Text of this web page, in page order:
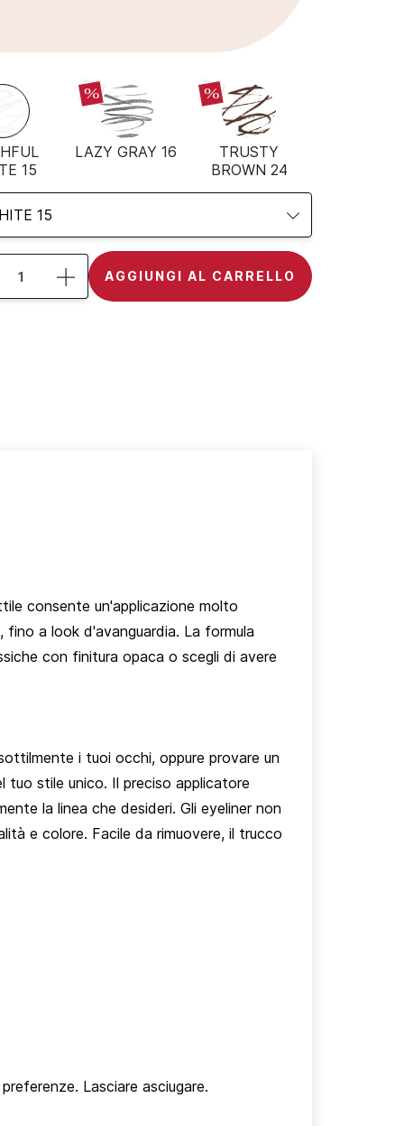
15
%
LAZY GRAY 16
%
TRUSTY
BROWN 24
15
AGGIUNGI AL CARRELLO
consente un'applicazione molto
a look d'avanguardia. La formula
con finitura opaca o scegli di avere
i tuoi occhi, oppure provare un
tuo stile unico. Il preciso applicatore
la linea che desideri. Gli eyeliner non
e colore. Facile da rimuovere, il trucco
Lasciare asciugare.